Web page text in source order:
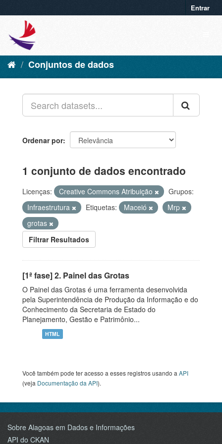
Entrar
Conjuntos de dados
Ordenar por
1 conjunto de dados encontrado
Licenças: Creative Commons Atribuição
Grupos:
Infraestrutura
Etiquetas: Maceió
Mrp
grotas
Filtrar Resultados
[1ª fase] 2. Painel das Grotas
O Painel das Grotas é uma ferramenta desenvolvida
pela Superintendência de Produção da Informação e do
Conhecimento da Secretaria de Estado do
Planejamento, Gestão e Patrimônio...
HTML
Você também pode ter acesso a esses registros usando a API
(veja Documentação da API).
Sobre Alagoas em Dados e Informações
API do CKAN